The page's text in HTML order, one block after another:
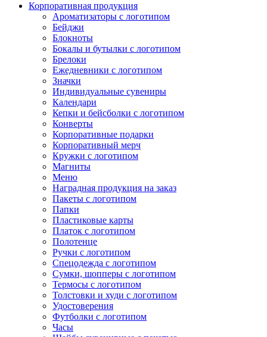
Корпоративная продукция
Ароматизаторы с логотипом
Бейджи
Блокноты
Бокалы и бутылки с логотипом
Брелоки
Ежедневники с логотипом
Значки
Индивидуальные сувениры
Календари
Кепки и бейсболки с логотипом
Конверты
Корпоративные подарки
Корпоративный мерч
Кружки с логотипом
Магниты
Меню
Наградная продукция на заказ
Пакеты с логотипом
Папки
Пластиковые карты
Платок с логотипом
Полотенце
Ручки с логотипом
Спецодежда с логотипом
Сумки, шопперы с логотипом
Термосы с логотипом
Толстовки и худи с логотипом
Удостоверения
Футболки с логотипом
Часы